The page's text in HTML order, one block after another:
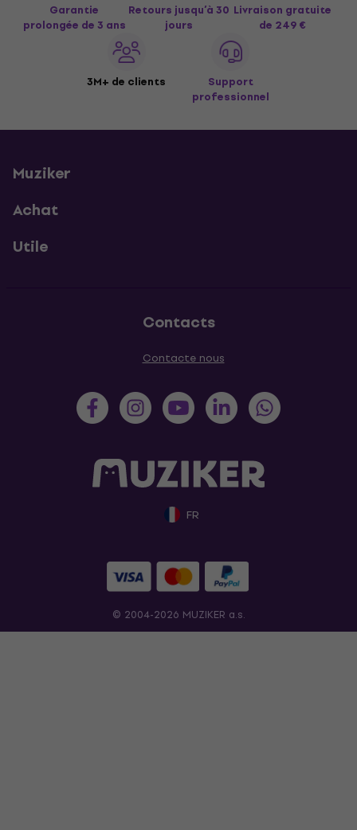
Garantie
prolongée de 3 ans
Retours jusqu’à 30
jours
Livraison gratuite
de 249 €
3M+ de clients
Support
professionnel
Muziker
Achat
Utile
Contacts
Contacte nous
FR
© 2004-2026 MUZIKER a.s.